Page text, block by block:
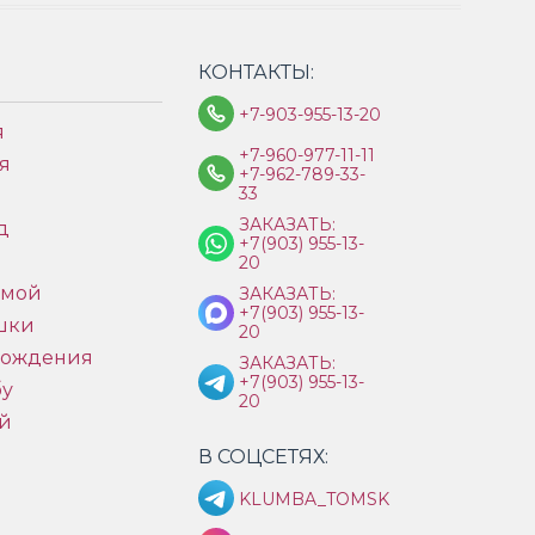
КОНТАКТЫ:
+7-903-955-13-20
+7-960-977-11-11
+7-962-789-33-
33
ЗАКАЗАТЬ:
+7(903) 955-13-
20
ЗАКАЗАТЬ:
+7(903) 955-13-
20
ЗАКАЗАТЬ:
+7(903) 955-13-
20
В СОЦСЕТЯХ:
KLUMBA_TOMSK